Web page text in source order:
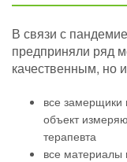
В связи с
предприняли ряд
качественным, но
все
объект
терапевта
все материалы